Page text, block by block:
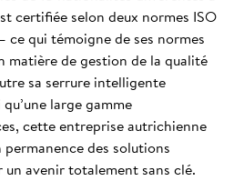
certifiée selon deux normes ISO
ce qui témoigne de ses normes
matière de gestion de la qualité
sa serrure intelligente
large gamme
cette entreprise autrichienne
permanence des solutions
avenir totalement sans clé.